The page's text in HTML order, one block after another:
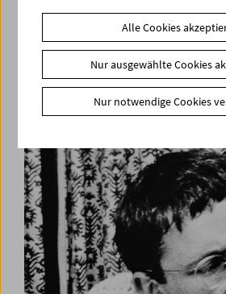
Kinoreal: Mark Jenkin
Alle Cookies
Nur ausgewählte Cookies
Nur notwendige Cookies